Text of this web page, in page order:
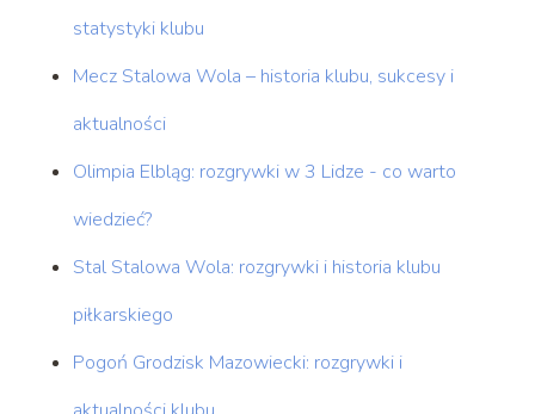
statystyki klubu
Mecz Stalowa Wola – historia klubu, sukcesy i
aktualności
Olimpia Elbląg: rozgrywki w 3 Lidze - co warto
wiedzieć?
Stal Stalowa Wola: rozgrywki i historia klubu
piłkarskiego
Pogoń Grodzisk Mazowiecki: rozgrywki i